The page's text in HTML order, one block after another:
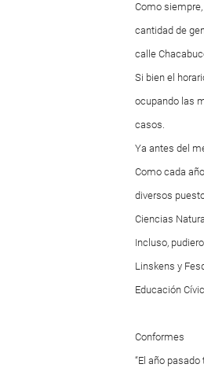
Como
cantidad de
calle
Si bien el
ocupando las
casos.
Ya antes del
Como cada
diversos
Ciencias
Incluso,
Linskens y
Educación
Conformes
“El año